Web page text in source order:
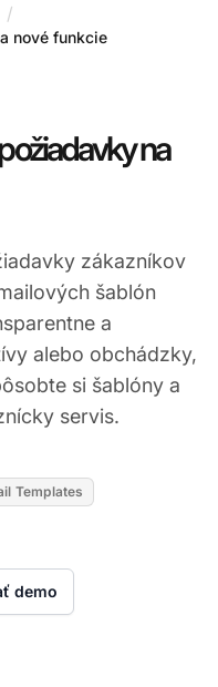
/
nové funkcie
na
zákazníkov
šablón
a
alebo obchádzky,
si šablóny a
servis.
Templates
demo